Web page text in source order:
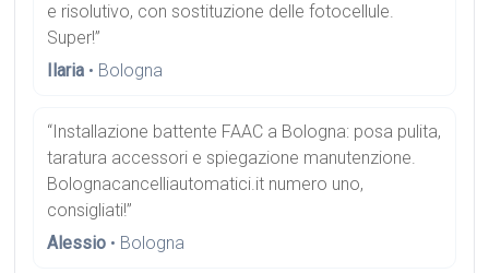
e risolutivo, con sostituzione delle fotocellule.
Super!”
Ilaria • Bologna
“Installazione battente FAAC a Bologna: posa pulita,
taratura accessori e spiegazione manutenzione.
Bolognacancelliautomatici.it numero uno,
consigliati!”
Alessio • Bologna